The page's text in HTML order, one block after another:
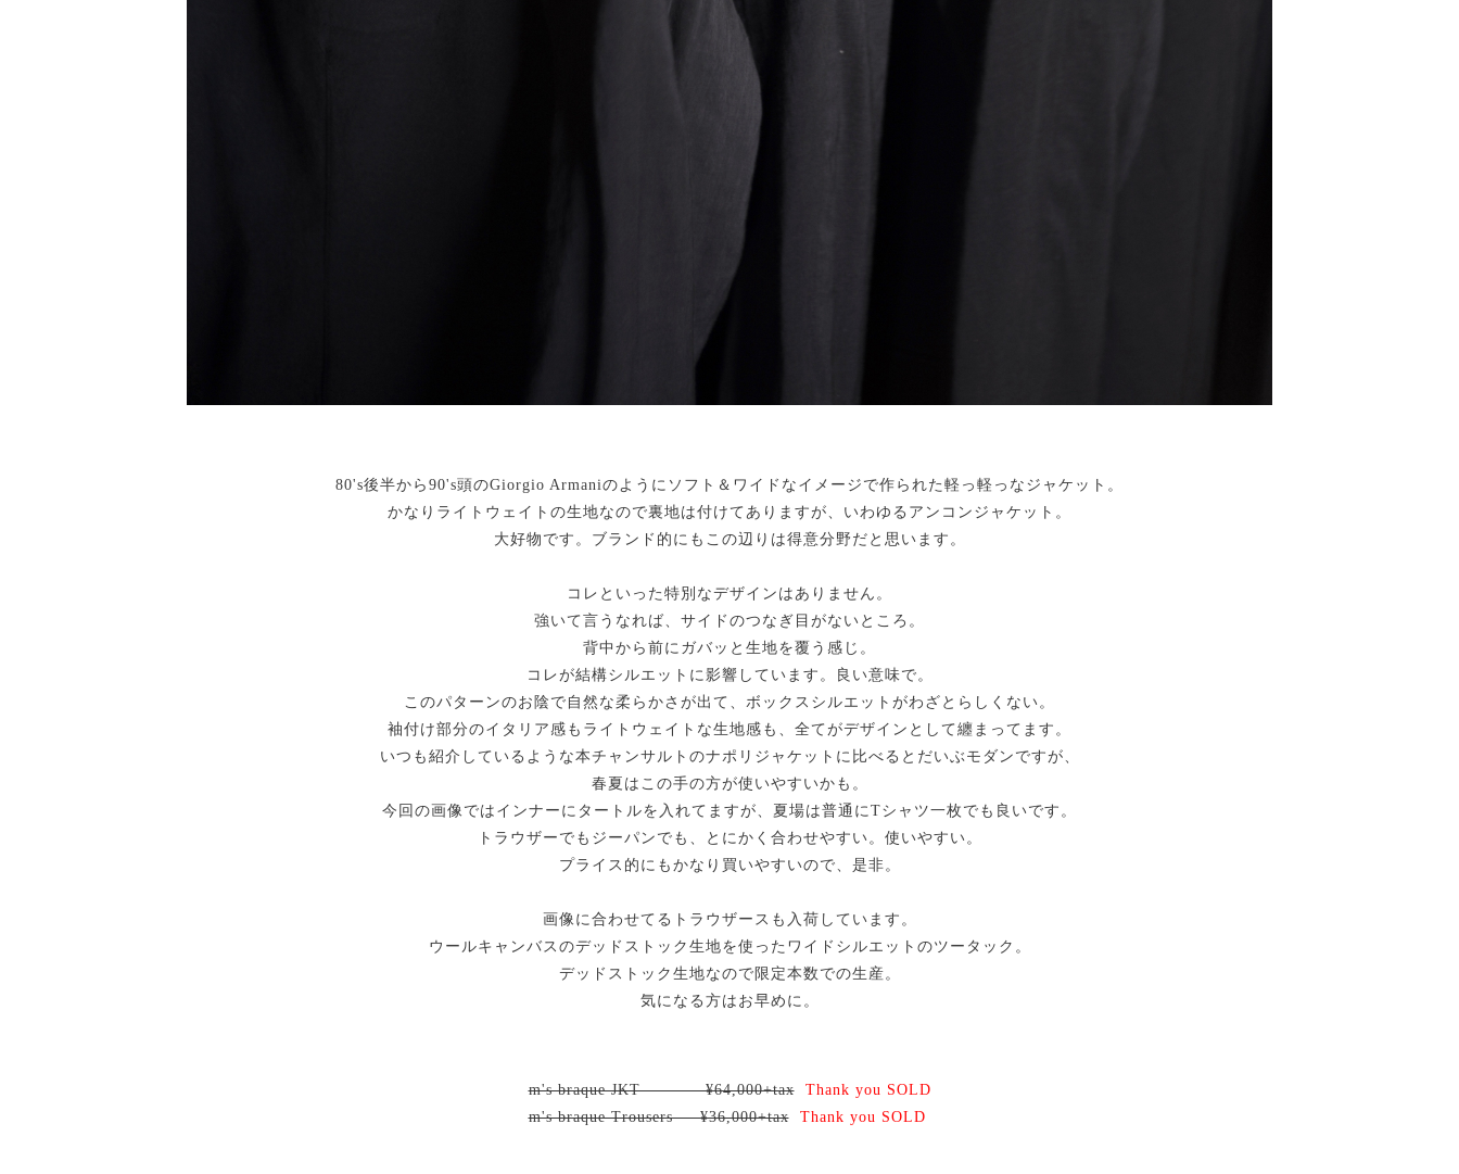
80's後半から90's頭のGiorgio Armaniのようにソフト＆ワイドなイメージで作られた軽っ軽っなジャケット。
かなりライトウェイトの生地なので裏地は付けてありますが、いわゆるアンコンジャケット。
大好物です。ブランド的にもこの辺りは得意分野だと思います。
コレといった特別なデザインはありません。
強いて言うなれば、サイドのつなぎ目がないところ。
背中から前にガバッと生地を覆う感じ。
コレが結構シルエットに影響しています。良い意味で。
このパターンのお陰で自然な柔らかさが出て、ボックスシルエットがわざとらしくない。
袖付け部分のイタリア感もライトウェイトな生地感も、全てがデザインとして纏まってます。
いつも紹介しているような本チャンサルトのナポリジャケットに比べるとだいぶモダンですが、
春夏はこの手の方が使いやすいかも。
今回の画像ではインナーにタートルを入れてますが、夏場は普通にTシャツ一枚でも良いです。
トラウザーでもジーパンでも、とにかく合わせやすい。使いやすい。
プライス的にもかなり買いやすいので、是非。
画像に合わせてるトラウザースも入荷しています。
ウールキャンバスのデッドストック生地を使ったワイドシルエットのツータック。
デッドストック生地なので限定本数での生産。
気になる方はお早めに。
m's braque JKT ¥64,000+tax
Thank you SOLD
m's braque Trousers ¥36,000+tax
Thank you SOLD